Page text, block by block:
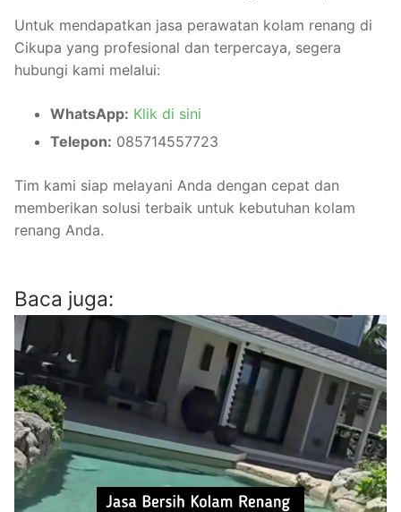
Untuk mendapatkan jasa perawatan kolam renang di
Cikupa yang profesional dan terpercaya, segera
hubungi kami melalui:
WhatsApp: Klik di sini
Telepon: 085714557723
Tim kami siap melayani Anda dengan cepat dan
memberikan solusi terbaik untuk kebutuhan kolam
renang Anda.
Baca juga: